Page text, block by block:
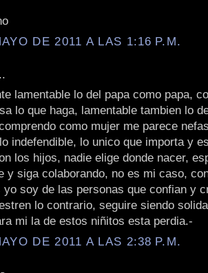
DE 2011 A LAS 1:16 P.M.
lamentable lo del papa como papa,
lo que haga, lamentable tambien lo
como mujer me parece
indefendible, lo unico que importa y
los hijos, nadie elige donde nacer,
y siga colaborando, no es mi caso,
yo soy de las personas que confian y
lo contrario, seguire siendo
mi la de estos niñitos esta perdia.-
DE 2011 A LAS 2:38 P.M.